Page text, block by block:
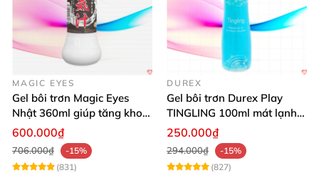
MAGIC EYES
Gel bôi trơn Magic Eyes
Nhật 360ml giúp tăng khoái
cảm, an toàn
600.000₫
706.000₫
-15%
(831)
DUREX
Gel bôi trơn Durex Play
TINGLING 100ml mát lạnh
kích thích mua
250.000₫
294.000₫
-15%
(827)